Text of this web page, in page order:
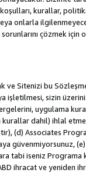
kurallar,
onlarla
çözmek
ve Sitenizi bu
işletilmesi, sizin
uygulama
dahil) ihlal
(d) Associates
güvenmiyorsunuz,
tabi iseniz
ve yeniden